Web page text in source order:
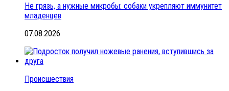
Не грязь, а нужные микробы: собаки укрепляют иммунитет
младенцев
07.08.2026
Происшествия